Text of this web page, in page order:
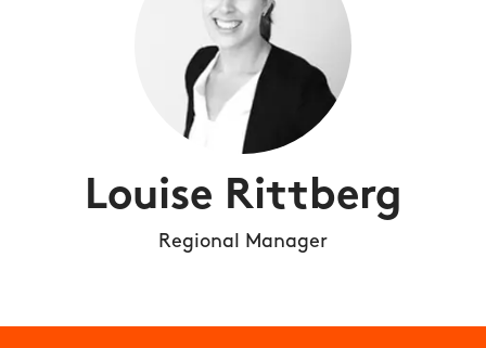
Louise Rittberg
Regional Manager